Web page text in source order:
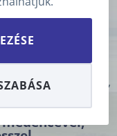
nyaraló
kilátással, klímával,
km